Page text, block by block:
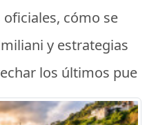
cómo se
y estrategias
los últimos pue